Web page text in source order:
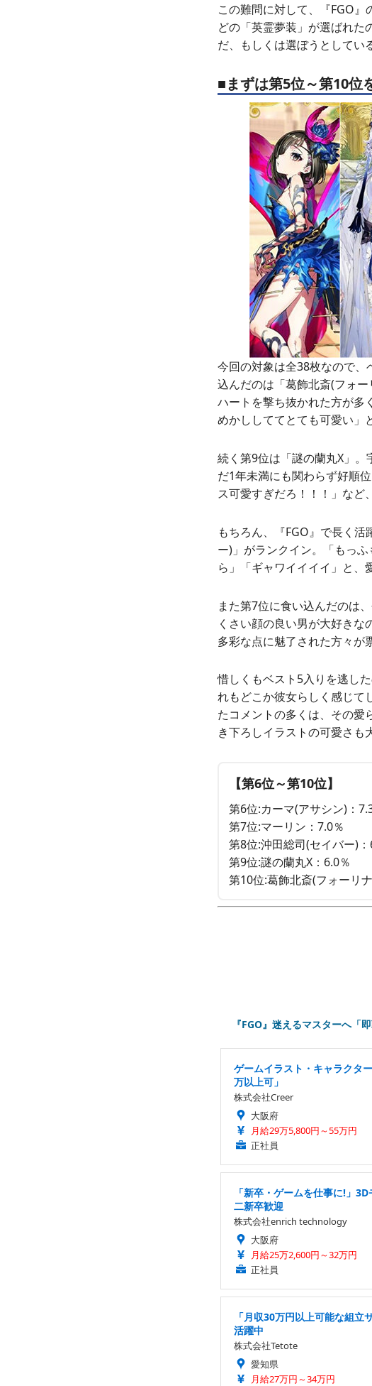
この難問に対して、『FGO』
どの「英霊夢装」が選ばれた
だ、もしくは選ぼうとしてい
■まずは第5位～第10位
今回の対象は全38枚なので、
込んだのは「葛飾北斎(フォ
ハートを撃ち抜かれた方が多
めかししててとても可愛い」
続く第9位は「謎の蘭丸X」
だ1年未満にも関わらず好順
ス可愛すぎだろ！！！」など
もちろん、『FGO』で長く
ー)」がランクイン。「もっ
ら」「ギャワイイイイ」と、
また第7位に食い込んだのは
くさい顔の良い男が大好き
多彩な点に魅了された方々が
惜しくもベスト5入りを逃し
れもどこか彼女らしく感じて
たコメントの多くは、その愛
き下ろしイラストの可愛さも
【第6位～第10位】
第6位:カーマ(アサシン)：
第7位:マーリン：7.0％
第8位:沖田総司(セイバー)：
第9位:謎の蘭丸X：6.0％
第10位:葛飾北斎(フォーリ
『FGO』迷えるマスターへ「
ゲームイラスト・キャラクタ
万以上可」
株式会社Creer
大阪府
月給29万5,800円～55万円
正社員
「新卒・ゲームを仕事に!」
二新卒歓迎
株式会社enrich technology
大阪府
月給25万2,600円～32万円
正社員
「月収30万円以上可能な組
活躍中
株式会社Tetote
愛知県
月給27万円～34万円